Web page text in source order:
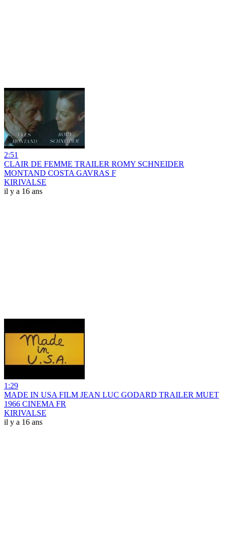
2:51
CLAIR DE FEMME TRAILER ROMY SCHNEIDER
MONTAND COSTA GAVRAS F
KIRIVALSE
il y a 16 ans
1:29
MADE IN USA FILM JEAN LUC GODARD TRAILER MUET
1966 CINEMA FR
KIRIVALSE
il y a 16 ans